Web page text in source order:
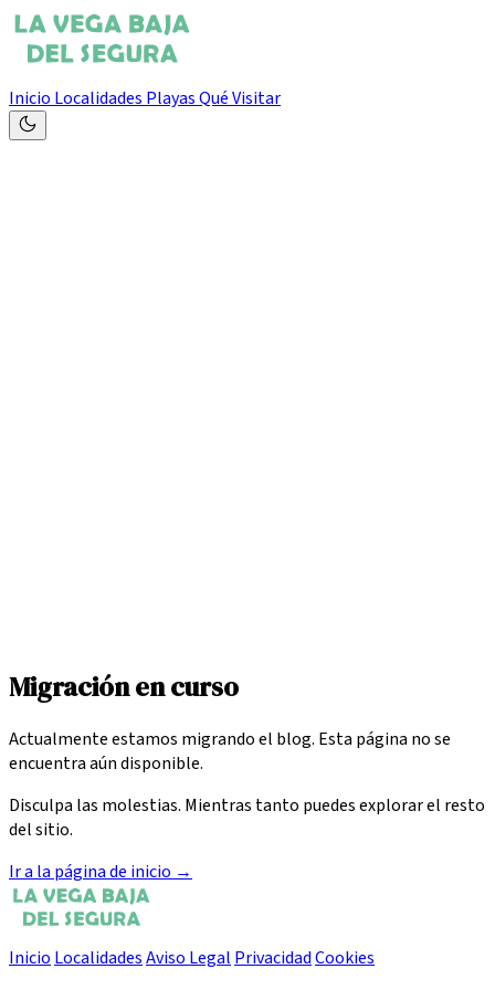
Inicio Localidades PlayasQué Visitar
Migración en curso
Actualmente estamos migrando el blog. Esta página no se
encuentra aún disponible.
Disculpa las molestias. Mientras tanto puedes explorar el resto
del sitio.
Ir a la página de inicio →
Inicio LocalidadesAviso Legal PrivacidadCookies